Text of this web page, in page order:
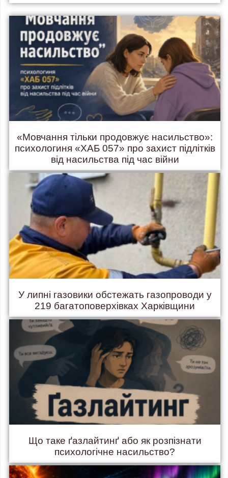
«Мовчання тільки продовжує насильство»:
психологиня «ХАБ 057» про захист підлітків
від насильства під час війни
У липні газовики обстежать газопроводи у
219 багатоповерхівках Харківщини
Що таке ґазлайтинґ або як розпізнати
психологічне насильство?